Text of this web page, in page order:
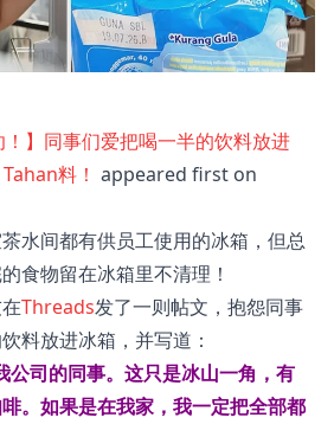
！】同事们爱把喝一半的饮料放进
料！ appeared first on
水间都有供员工使用的冰箱，但总
食物留在冰箱里不清理！
Threads发了一则帖文，抱怨同事
料放进冰箱，并写道：
公司的同事。这只是冰山一角，有
。如果是在我家，我一定把全部都